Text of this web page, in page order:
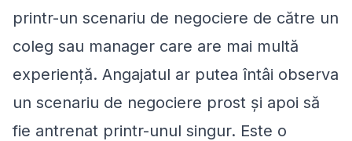
printr-un scenariu de negociere de către un
coleg sau manager care are mai multă
experiență. Angajatul ar putea întâi observa
un scenariu de negociere prost și apoi să
fie antrenat printr-unul singur. Este o